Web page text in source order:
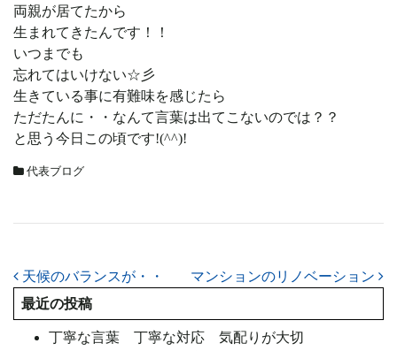
両親が居てたから
生まれてきたんです！！
いつまでも
忘れてはいけない☆彡
生きている事に有難味を感じたら
ただたんに・・なんて言葉は出てこないのでは？？
と思う今日この頃です!(^^)!
代表ブログ
投稿ナビゲーション
天候のバランスが・・
マンションのリノベーション
最近の投稿
丁寧な言葉 丁寧な対応 気配りが大切